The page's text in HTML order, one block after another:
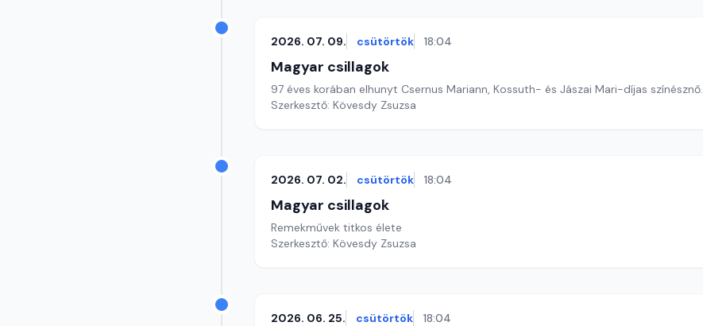
2026. 07. 09. csütörtök 18:04
Magyar csillagok
97 éves korában elhunyt Csernus Mariann, Kossuth- és Jászai Mari-díjas színésznő.
Szerkesztő: Kövesdy Zsuzsa
2026. 07. 02. csütörtök 18:04
Magyar csillagok
Remekművek titkos élete
Szerkesztő: Kövesdy Zsuzsa
2026. 06. 25. csütörtök 18:04